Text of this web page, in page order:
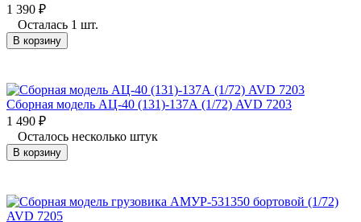
1 390 ₽
Осталась 1 шт.
В корзину
Сборная модель АЦ-40 (131)-137А (1/72) AVD 7203
1 490 ₽
Осталось несколько штук
В корзину